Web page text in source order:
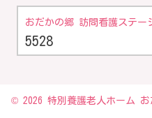
おだかの郷 訪問看護ステー
5528
© 2026 特別養護老人ホーム